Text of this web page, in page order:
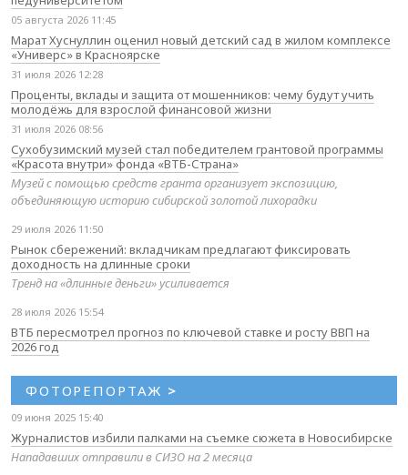
05 августа 2026 11:45
Марат Хуснуллин оценил новый детский сад в жилом комплексе
«Универс» в Красноярске
31 июля 2026 12:28
Проценты, вклады и защита от мошенников: чему будут учить
молодёжь для взрослой финансовой жизни
31 июля 2026 08:56
Сухобузимский музей стал победителем грантовой программы
«Красота внутри» фонда «ВТБ-Страна»
Музей с помощью средств гранта организует экспозицию,
объединяющую историю сибирской золотой лихорадки
29 июля 2026 11:50
Рынок сбережений: вкладчикам предлагают фиксировать
доходность на длинные сроки
Тренд на «длинные деньги» усиливается
28 июля 2026 15:54
ВТБ пересмотрел прогноз по ключевой ставке и росту ВВП на
2026 год
ФОТОРЕПОРТАЖ >
09 июня 2025 15:40
Журналистов избили палками на съемке сюжета в Новосибирске
Нападавших отправили в СИЗО на 2 месяца